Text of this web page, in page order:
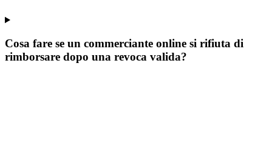
Cosa fare se un commerciante online si rifiuta di
rimborsare dopo una revoca valida?